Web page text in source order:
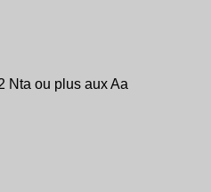
Nta ou plus aux Aa